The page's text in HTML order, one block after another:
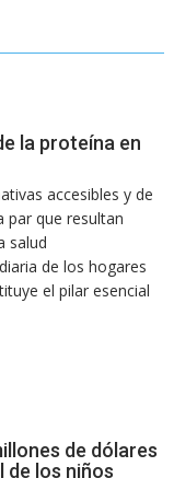
la proteína en
accesibles y de
par que resultan
salud
de los hogares
el pilar esencial
de dólares
de los niños